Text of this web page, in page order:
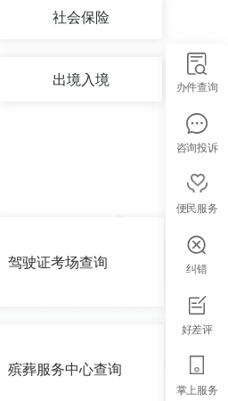
社会保险
出境入境
驾驶证考场查询
殡葬服务中心查询
办件查询
咨询投诉
便民服务
纠错
好差评
掌上服务